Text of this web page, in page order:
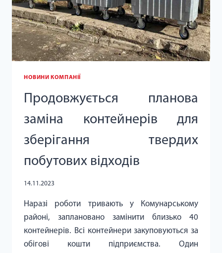
НОВИНИ КОМПАНІЇ
Продовжується планова
заміна контейнерів для
зберігання твердих
побутових відходів
14.11.2023
Наразі роботи тривають у Комунарському
районі, заплановано замінити близько 40
контейнерів. Всі контейнери закуповуються за
обігові кошти підприємства. Один